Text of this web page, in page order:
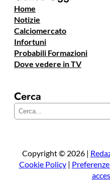
Home
Notizie
Calciomercato
Infortuni
Probabili Formazioni
Dove vedere in TV
Cerca
Copyright © 2026 |
Cookie Policy|